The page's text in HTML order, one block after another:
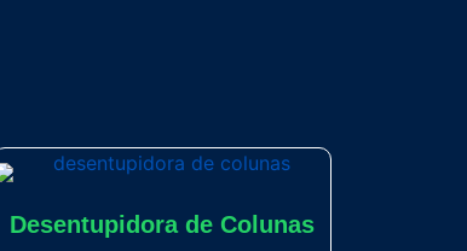
Desentupidora de Colunas